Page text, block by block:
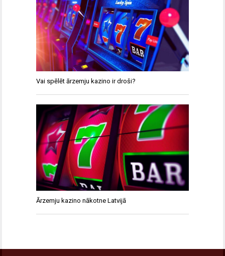
Vai spēlēt ārzemju kazino ir droši?
Ārzemju kazino nākotne Latvijā